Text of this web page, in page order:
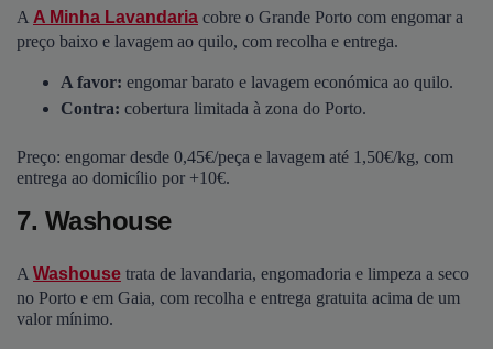
A A Minha Lavandaria cobre o Grande Porto com engomar a
preço baixo e lavagem ao quilo, com recolha e entrega.
A favor: engomar barato e lavagem económica ao quilo.
Contra: cobertura limitada à zona do Porto.
Preço: engomar desde 0,45€/peça e lavagem até 1,50€/kg, com
entrega ao domicílio por +10€.
7. Washouse
A Washouse trata de lavandaria, engomadoria e limpeza a seco
no Porto e em Gaia, com recolha e entrega gratuita acima de um
valor mínimo.